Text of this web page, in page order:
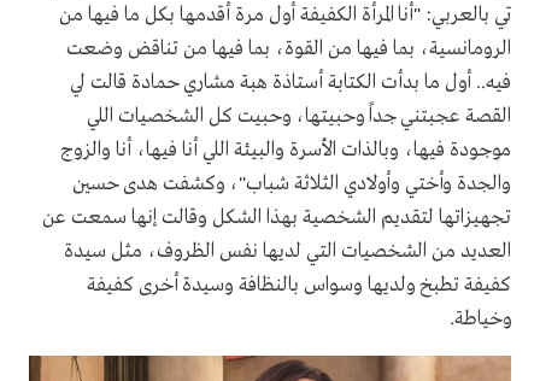
تي بالعربي: "أنا المرأة الكفيفة أول مرة أقدمها بكل ما فيها من
الرومانسية، بما فيها من القوة، بما فيها من تناقض وضعت
فيه.. أول ما بدأت الكتابة أستاذة هبة مشاري حمادة قالت لي
القصة عجبتني جداً وحبيتها، وحبيت كل الشخصيات اللي
موجودة فيها، وبالذات الأسرة والبيئة اللي أنا فيها، أنا والزوج
والجدة وأختي وأولادي الثلاثة شباب"، وكشفت هدى حسين
تجهيزاتها لتقديم الشخصية بهذا الشكل وقالت إنها سمعت عن
العديد من الشخصيات التي لديها نفس الظروف، مثل سيدة
كفيفة تطبخ ولديها وسواس بالنظافة وسيدة أخرى كفيفة
وخياطة.